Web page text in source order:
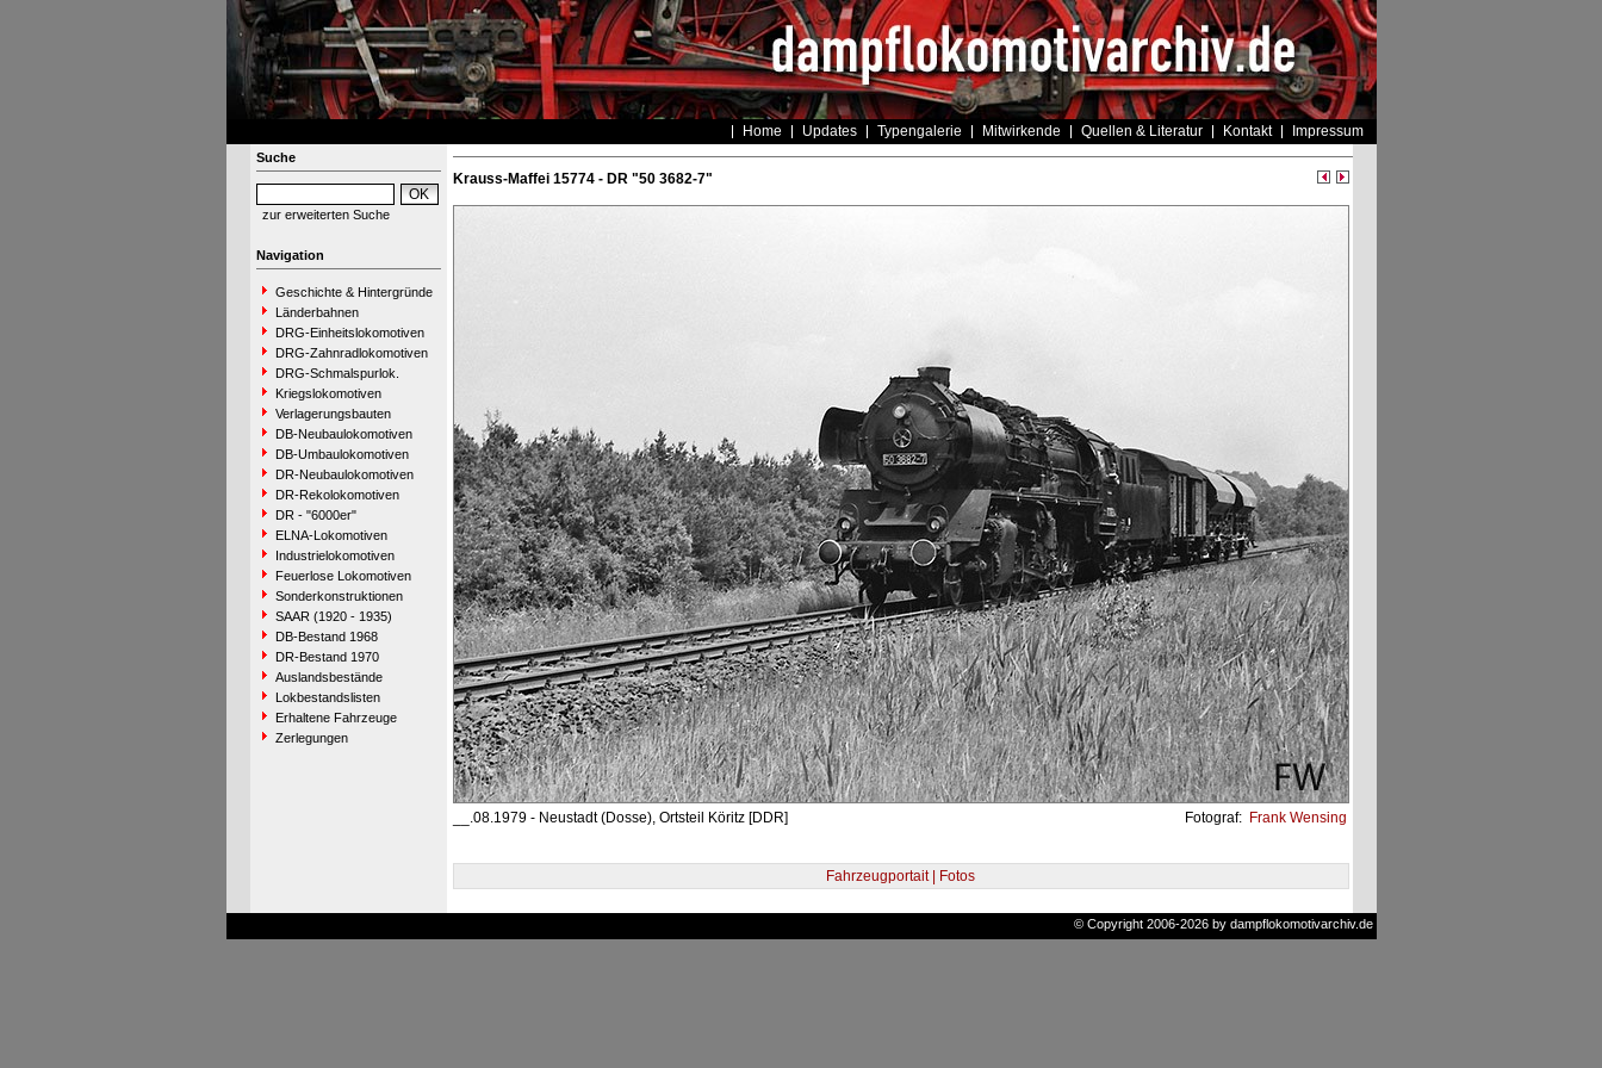
Home Updates Typengalerie Mitwirkende Quellen & Literatur Kontakt Impressum
Suche
zur erweiterten Suche
Navigation
Geschichte & Hintergründe
Länderbahnen
DRG-Einheitslokomotiven
DRG-Zahnradlokomotiven
DRG-Schmalspurlok.
Kriegslokomotiven
Verlagerungsbauten
DB-Neubaulokomotiven
DB-Umbaulokomotiven
DR-Neubaulokomotiven
DR-Rekolokomotiven
DR - "6000er"
ELNA-Lokomotiven
Industrielokomotiven
Feuerlose Lokomotiven
Sonderkonstruktionen
SAAR (1920 - 1935)
DB-Bestand 1968
DR-Bestand 1970
Auslandsbestände
Lokbestandslisten
Erhaltene Fahrzeuge
Zerlegungen
Krauss-Maffei 15774 - DR "50 3682-7"
__.08.1979 - Neustadt (Dosse), Ortsteil Köritz [DDR] Fotograf: Frank Wensing
Fahrzeugportait | Fotos
© Copyright 2006-2026 by dampflokomotivarchiv.de